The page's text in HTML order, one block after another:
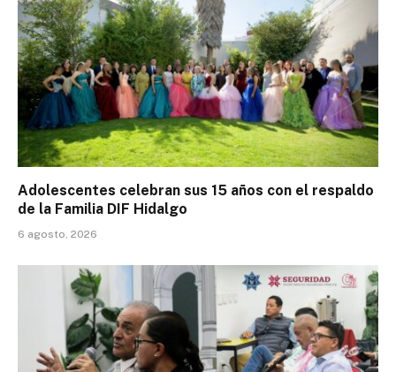
Adolescentes celebran sus 15 años con el respaldo
de la Familia DIF Hidalgo
6 agosto, 2026